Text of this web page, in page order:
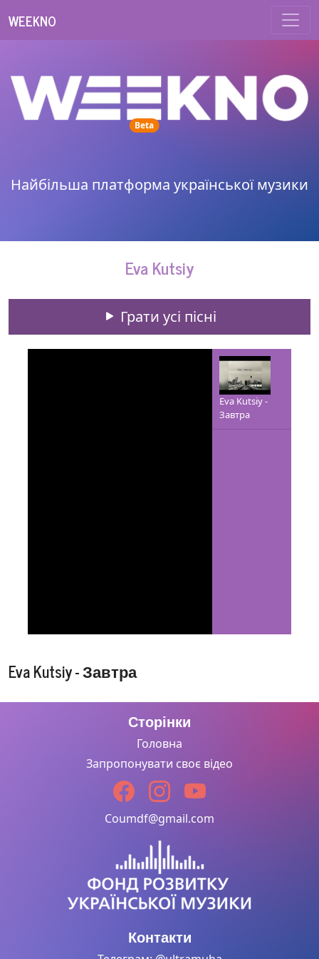
WEEKNO
Betaunread messages
Найбільша платформа української музики
Eva Kutsiy
Грати усі пісні
Eva Kutsiy -
Завтра
Eva Kutsiy - Завтра
Сторінки
Головна
Запропонувати своє відео
Coumdf@gmail.com
Контакти